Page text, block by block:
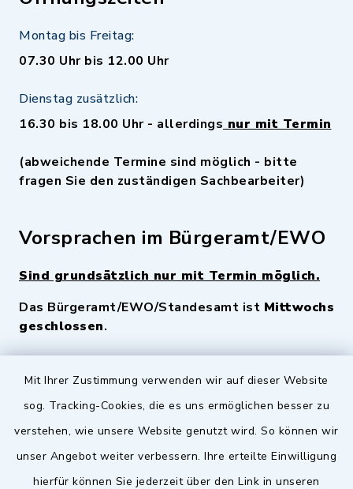
Mit Ihrer Zustimmung verwenden wir auf dieser Website
sog. Tracking-Cookies, die es uns ermöglichen besser zu
verstehen, wie unsere Website genutzt wird. So können wir
unser Angebot weiter verbessern. Ihre erteilte Einwilligung
hierfür können Sie jederzeit über den Link in unseren
Montag bis Freitag:
07.30 Uhr bis 12.00 Uhr
Dienstag zusätzlich:
16.30 bis 18.00 Uhr - allerdings nur mit Termin
(abweichende Termine sind möglich - bitte
fragen Sie den zuständigen Sachbearbeiter)
Vorsprachen im Bürgeramt/EWO
Sind grundsätzlich nur mit Termin möglich.
Das Bürgeramt/EWO/Standesamt ist Mittwochs
geschlossen.
Quicklinks
Zenngrund Allianz